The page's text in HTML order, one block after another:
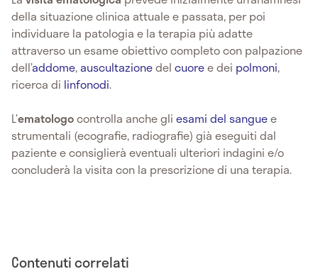
della situazione clinica attuale e passata, per poi
individuare la patologia e la terapia più adatte
attraverso un esame obiettivo completo con palpazione
dell’addome,auscultazionedel cuoree dei polmoni,
ricerca di linfonodi.
L’ematologocontrolla anche gli esami del sanguee
strumentali (ecografie, radiografie) già eseguiti dal
paziente e consiglierà eventuali ulteriori indagini e/o
concluderà la visita con la prescrizione di una terapia.
Contenuti correlati